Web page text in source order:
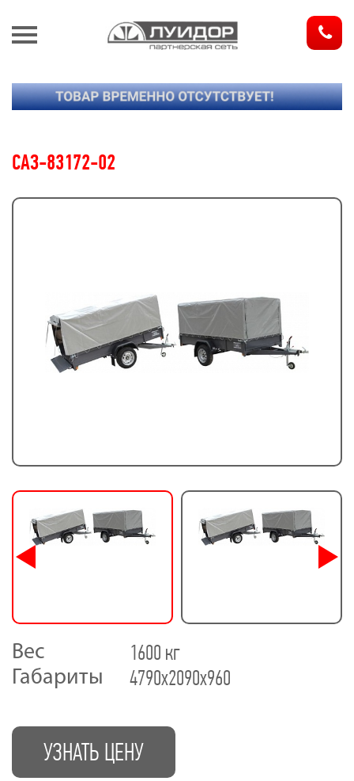
САЗ-83172-02
Вес 1600 кг
Габариты 4790х2090х960
УЗНАТЬ ЦЕНУ